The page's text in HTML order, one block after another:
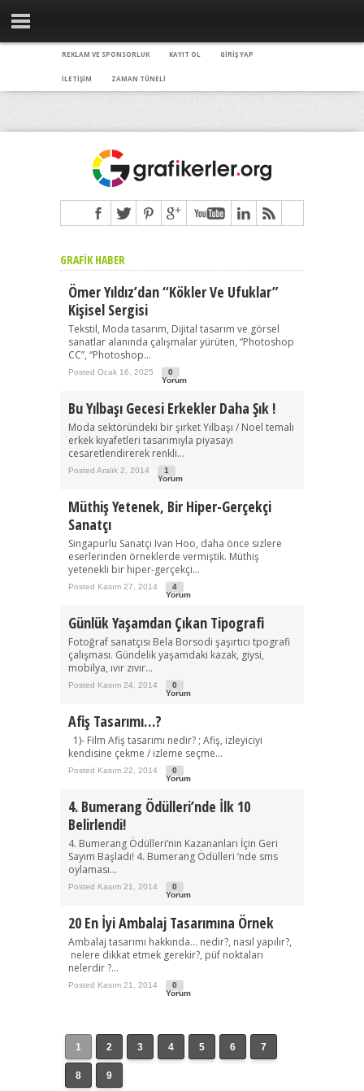
REKLAM VE SPONSORLUK KAYIT OL GİRİŞ YAP
İLETİŞİM ZAMAN TÜNELİ
GRAFIK HABER
Ömer Yıldız’dan “Kökler Ve Ufuklar”
Kişisel Sergisi
Tekstil, Moda tasarım, Dijital tasarım ve görsel
sanatlar alanında çalışmalar yürüten, “Photoshop
CC”, “Photoshop...
Posted Ocak 16, 2025
0
Yorum
Bu Yılbaşı Gecesi Erkekler Daha Şık !
Moda sektöründeki bir şirket Yılbaşı / Noel temalı
erkek kıyafetleri tasarımıyla piyasayı
cesaretlendirerek renkli...
Posted Aralık 2, 2014
1
Yorum
Müthiş Yetenek, Bir Hiper-Gerçekçi
Sanatçı
Singapurlu Sanatçı Ivan Hoo, daha önce sizlere
eserlerinden örneklerde vermiştik. Müthiş
yetenekli bir hiper-gerçekçi...
Posted Kasım 27, 2014
4
Yorum
Günlük Yaşamdan Çıkan Tipografi
Fotoğraf sanatçısı Bela Borsodi şaşırtıcı tpografi
çalışması. Gündelik yaşamdaki kazak, giysi,
mobilya, ıvır zıvır...
Posted Kasım 24, 2014
0
Yorum
Afiş Tasarımı…?
1)- Film Afiş tasarımı nedir? ; Afiş, izleyiciyi
kendisine çekme / izleme seçme...
Posted Kasım 22, 2014
0
Yorum
4. Bumerang Ödülleri’nde İlk 10
Belirlendi!
4. Bumerang Ödülleri’nin Kazananları İçin Geri
Sayım Başladı! 4. Bumerang Ödülleri ‘nde sms
oylaması...
Posted Kasım 21, 2014
0
Yorum
20 En İyi Ambalaj Tasarımına Örnek
Ambalaj tasarımı hakkında… nedir?, nasıl yapılır?,
nelere dikkat etmek gerekir?, püf noktaları
nelerdir ?...
Posted Kasım 21, 2014
0
Yorum
1 2 3 4 5 6 7
8 9